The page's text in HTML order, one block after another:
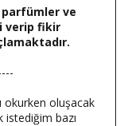
parfümler ve
verip fikir
okurken oluşacak
istediğim bazı